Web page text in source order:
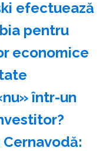
efectuează
pentru
economice
într-un